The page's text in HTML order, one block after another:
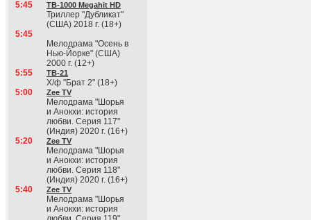
5:45
ТВ-1000 Megahit HD
Триллер "Дубликат"
(США) 2018 г. (18+)
5:45
Мелодрама "Осень в
Нью-Йорке" (США)
2000 г. (12+)
5:55
ТВ-21
Х/ф "Брат 2" (18+)
5:00
Zee TV
Мелодрама "Шорья
и Анокхи: история
любви. Серия 117"
(Индия) 2020 г. (16+)
5:20
Zee TV
Мелодрама "Шорья
и Анокхи: история
любви. Серия 118"
(Индия) 2020 г. (16+)
5:40
Zee TV
Мелодрама "Шорья
и Анокхи: история